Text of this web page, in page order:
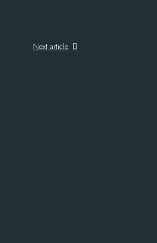
Next article